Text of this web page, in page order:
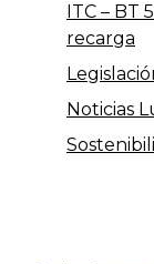
ITC – BT
recarga
Noticias